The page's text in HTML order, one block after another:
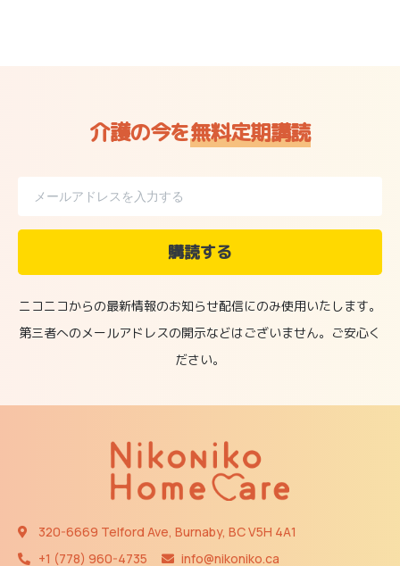
介護の今を無料定期講読
ニコニコからの最新情報のお知らせ配信にのみ使用いたします。
第三者へのメールアドレスの開示などはございません。ご安心く
ださい。
320-6669 Telford Ave, Burnaby, BC V5H 4A1
+1 (778) 960-4735​​
info@nikoniko.ca